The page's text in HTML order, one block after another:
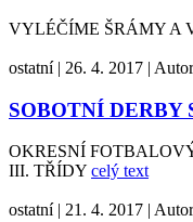
VYLÉČÍME ŠRÁMY A
ostatní | 26. 4. 2017 |
SOBOTNÍ DERBY
OKRESNÍ
III. TŘÍDY celý text
ostatní | 21. 4. 2017 |